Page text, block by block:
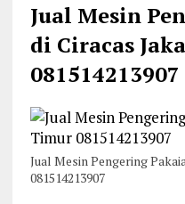
Jual Mesin
di Ciracas
081514213907
Jual Mesin Pengering
081514213907